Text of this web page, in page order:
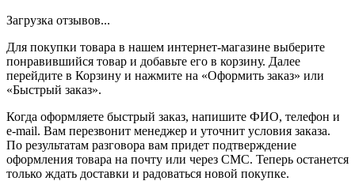
Загрузка отзывов...
Для покупки товара в нашем интернет-магазине выберите
понравившийся товар и добавьте его в корзину. Далее
перейдите в Корзину и нажмите на «Оформить заказ» или
«Быстрый заказ».
Когда оформляете быстрый заказ, напишите ФИО, телефон и
e-mail. Вам перезвонит менеджер и уточнит условия заказа.
По результатам разговора вам придет подтверждение
оформления товара на почту или через СМС. Теперь останется
только ждать доставки и радоваться новой покупке.